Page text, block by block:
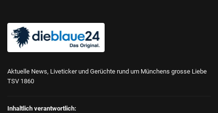
Aktuelle News, Liveticker und Gerüchte rund um Münchens grosse Liebe
TSV 1860
Inhaltlich verantwortlich: